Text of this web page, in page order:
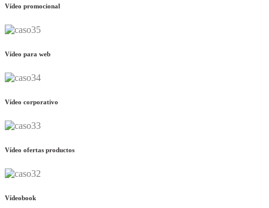
Vídeo promocional
Vídeo para web
Vídeo corporativo
Vídeo ofertas productos
Vídeobook